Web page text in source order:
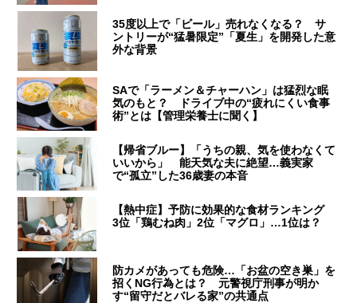
35度以上で「ビール」売れなくなる？ サ
ントリーが“猛暑限定”「夏生」を開発した意
外な背景
SAで「ラーメン＆チャーハン」は猛烈な眠
気のもと？ ドライブ中の“疲れにくい食事
術”とは【管理栄養士に聞く】
【帰省ブルー】「うちの親、気を使わなくて
いいから」 能天気な夫に絶望…義実家
で“孤立”した36歳妻の本音
【熱中症】予防に効果的な食材ランキング
3位「鶏むね肉」2位「マグロ」…1位は？
防カメがあっても危険…「お盆の空き巣」を
招くNG行為とは？ 元警視庁刑事が明か
す“留守だとバレる家”の共通点